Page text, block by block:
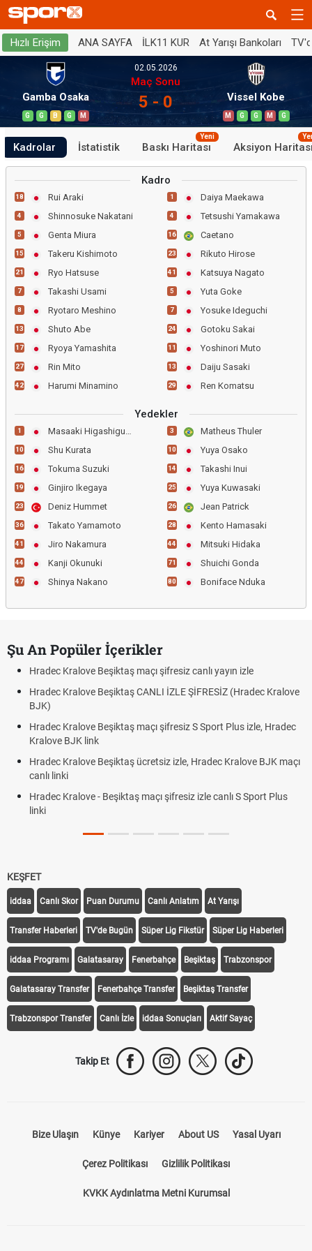
Hızlı Erişim ANA SAYFA İLK11 KUR At Yarışı Bankoları
Gamba Osaka
G G B G M
02.05.2026
Maç Sonu
5 - 0 Vissel Kobe
M G G M G
Kadrolar İstatistik Baskı Haritası
Yeni
Aksiyon
Kadro
18 Rui Araki
4 Shinnosuke Nakatani
5 Genta Miura
15 Takeru Kishimoto
21 Ryo Hatsuse
7 Takashi Usami
8 Ryotaro Meshino
13 Shuto Abe
17 Ryoya Yamashita
27 Rin Mito
42 Harumi Minamino
1 Daiya Maekawa
4 Tetsushi Yamakawa
16 Caetano
23 Rikuto Hirose
41 Katsuya Nagato
5 Yuta Goke
7 Yosuke Ideguchi
24 Gotoku Sakai
11 Yoshinori Muto
13 Daiju Sasaki
29 Ren Komatsu
Yedekler
1 Masaaki Higashiguchi
10 Shu Kurata
16 Tokuma Suzuki
19 Ginjiro Ikegaya
23 Deniz Hummet
36 Takato Yamamoto
41 Jiro Nakamura
44 Kanji Okunuki
47 Shinya Nakano
3 Matheus Thuler
10 Yuya Osako
14 Takashi Inui
25 Yuya Kuwasaki
26 Jean Patrick
28 Kento Hamasaki
44 Mitsuki Hidaka
71 Shuichi Gonda
80 Boniface Nduka
Şu An Popüler İçerikler
Hradec Kralove Beşiktaş maçı şifresiz canlı yayın izle
Hradec Kralove Beşiktaş CANLI İZLE ŞİFRESİZ (Hradec Kralove
BJK)
Hradec Kralove Beşiktaş maçı şifresiz S Sport Plus izle, Hradec
Kralove BJK link
Hradec Kralove Beşiktaş ücretsiz izle, Hradec Kralove BJK maçı
canlı linki
Hradec Kralove - Beşiktaş maçı şifresiz izle canlı S Sport Plus
linki
KEŞFET
iddaa Canlı Skor Puan Durumu Canlı Anlatım At Yarışı
Transfer Haberleri TV'de Bugün Süper Lig Fikstür Süper Lig Haberleri
iddaa Programı Galatasaray Fenerbahçe Beşiktaş Trabzonspor
Galatasaray Transfer Fenerbahçe Transfer Beşiktaş Transfer
Trabzonspor Transfer Canlı İzle iddaa Sonuçları Aktif Sayaç
Takip Et
Bize Ulaşın Künye Kariyer About US Yasal Uyarı
Çerez Politikası Gizlilik Politikası
KVKK Aydınlatma Metni Kurumsal